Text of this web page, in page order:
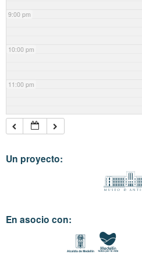
9:00 pm
10:00 pm
11:00 pm
Un proyecto:
En asocio con: